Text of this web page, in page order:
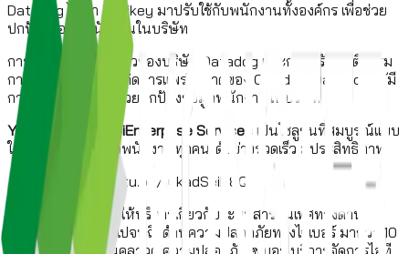
Datadog ได้นำ Yubikey มาปรับใช้กับพนักงานทั้งองค์กร เพื่อช่วย
ปกป้องข้อมูลพนักงานในบริษัท
การเติบโตอย่างรวดเร็วของบริษัท Datadog และการปรับพฤติกรรม
การทำงานในช่วงที่เกิดการแพร่ระบาดของ Covid-19 Datadog ได้มี
การใช้ Yubico เพื่อช่วยปกป้องข้อมูลพนักงานในบริษัท
Yubikeys
YubiEnterprise Services เป็นโซลูชันที่สมบูรณ์แบบ
ในการปกป้องข้อมูลพนักงานทุกคนได้อย่างรวดเร็ว มีประสิทธิภาพ
https://youtu.be/1ykadSeiH8Q
บริษัทสัญชาติไทยที่ให้บริการเกี่ยวกับระบบสารสนเทศทางด้าน
โครงสร้างพื้นฐาน ไปจนถึงด้านความปลอดภัยทางไซเบอร์ มากว่า 10